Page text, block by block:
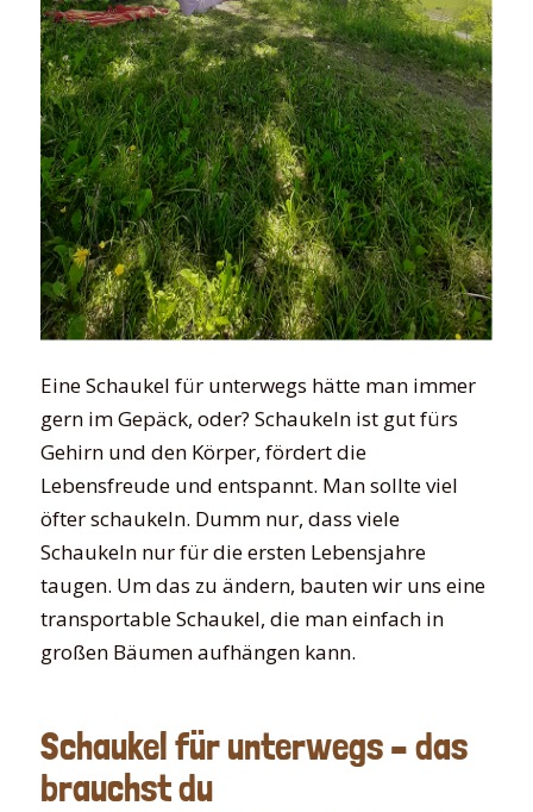
Eine Schaukel für unterwegs hätte man immer
gern im Gepäck, oder? Schaukeln ist gut fürs
Gehirn und den Körper, fördert die
Lebensfreude und entspannt. Man sollte viel
öfter schaukeln. Dumm nur, dass viele
Schaukeln nur für die ersten Lebensjahre
taugen. Um das zu ändern, bauten wir uns eine
transportable Schaukel, die man einfach in
großen Bäumen aufhängen kann.
Schaukel für unterwegs – das
brauchst du